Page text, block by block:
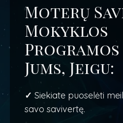
Moterų
Mokyklos
Jums, Jeigu:
✓ Siekiate puoselėti
savo savivertę.